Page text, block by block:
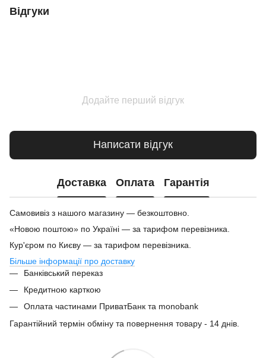
Відгуки
Додайте перший відгук
Написати відгук
Доставка Оплата Гарантія
Самовивіз з нашого магазину — безкоштовно.
«Новою поштою» по Україні — за тарифом перевізника.
Кур'єром по Києву — за тарифом перевізника.
Більше інформації про доставку
Банківський переказ
Кредитною карткою
Оплата частинами ПриватБанк та monobank
Гарантійний термін обміну та повернення товару - 14 днів.